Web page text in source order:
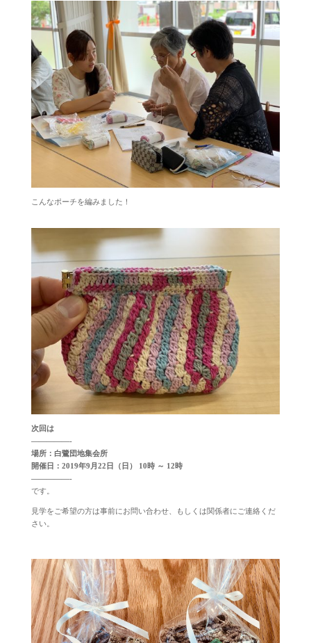
こんなポーチを編みました！
次回は
—————-
場所：白鷺団地集会所
開催日：2019年9月22日（日） 10時 ～ 12時
—————-
です。
見学をご希望の方は事前にお問い合わせ、もしくは関係者にご連絡くだ
さい。